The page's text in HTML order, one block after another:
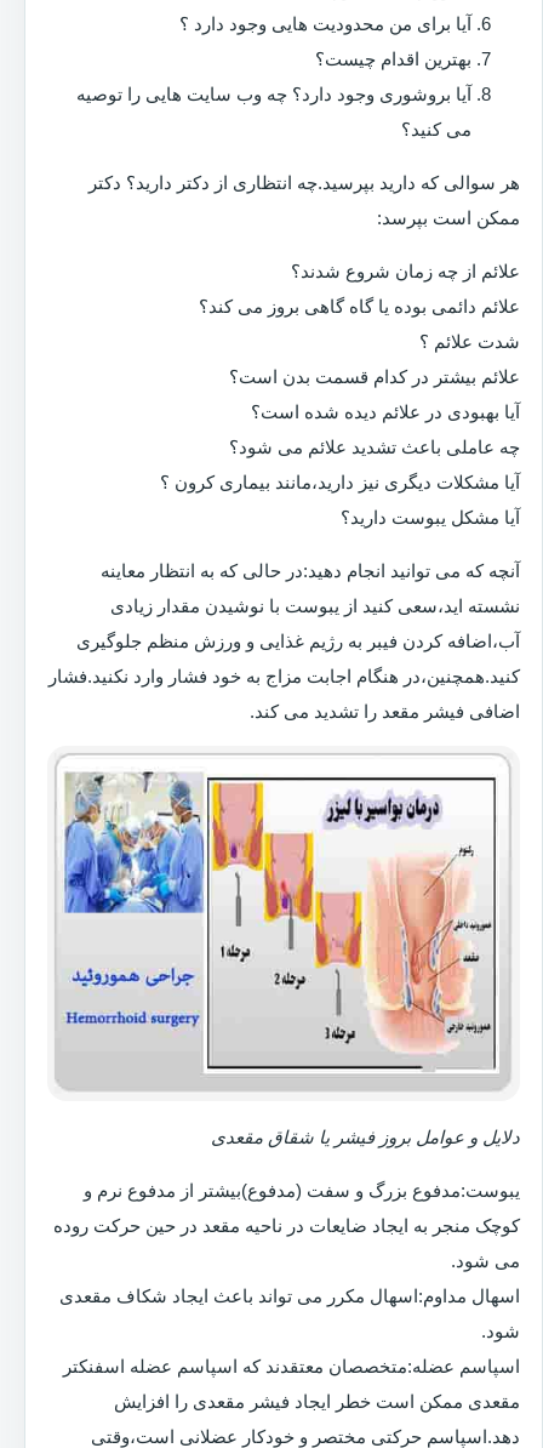
آیا برای من محدودیت هایی وجود دارد ؟
بهترین اقدام چیست؟
آیا بروشوری وجود دارد؟ چه وب سایت هایی را توصیه
می کنید؟
هر سوالی که دارید بپرسید.چه انتظاری از دکتر دارید؟ دکتر
ممکن است بپرسد:
علائم از چه زمان شروع شدند؟
علائم دائمی بوده یا گاه گاهی بروز می کند؟
شدت علائم ؟
علائم بیشتر در کدام قسمت بدن است؟
آیا بهبودی در علائم دیده شده است؟
چه عاملی باعث تشدید علائم می شود؟
آیا مشکلات دیگری نیز دارید،مانند بیماری کرون ؟
آیا مشکل یبوست دارید؟
آنچه که می توانید انجام دهید:در حالی که به انتظار معاینه
نشسته اید،سعی کنید از یبوست با نوشیدن مقدار زیادی
آب،اضافه کردن فیبر به رژیم غذایی و ورزش منظم جلوگیری
کنید.همچنین،در هنگام اجابت مزاج به خود فشار وارد نکنید.فشار
اضافی فیشر مقعد را تشدید می کند.
دلایل و عوامل بروز فیشر یا شقاق مقعدی
یبوست:مدفوع بزرگ و سفت (مدفوع)بیشتر از مدفوع نرم و
کوچک منجر به ایجاد ضایعات در ناحیه مقعد در حین حرکت روده
می شود.
اسهال مداوم:اسهال مکرر می تواند باعث ایجاد شکاف مقعدی
شود.
اسپاسم عضله:متخصصان معتقدند که اسپاسم عضله اسفنکتر
مقعدی ممکن است خطر ایجاد فیشر مقعدی را افزایش
دهد.اسپاسم حرکتی مختصر و خودکار عضلانی است،وقتی